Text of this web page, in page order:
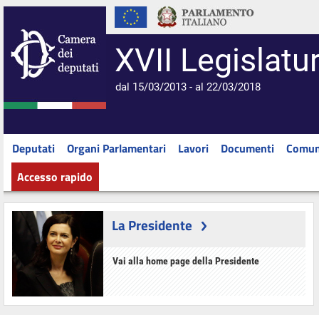
XVII
dal 15/03/2013 - al 22/03/2018
Deputati Organi Parlamentari Lavori Documenti
Accesso rapido
La Presidente
Vai alla home page della Presidente